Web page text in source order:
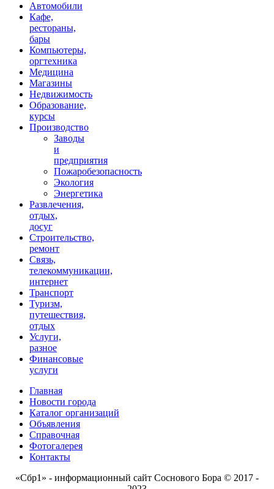
Автомобили
Кафе,
рестораны,
бары
Компьютеры,
оргтехника
Медицина
Магазины
Недвижимость
Образование,
курсы
Производство
Заводы
и
предприятия
Пожаробезопасность
Экология
Энергетика
Развлечения,
отдых,
досуг
Строительство,
ремонт
Связь,
телекоммуникации,
интернет
Транспорт
Туризм,
путешествия,
отдых
Услуги,
разное
Финансовые
услуги
Главная
Новости города
Каталог организаций
Объявления
Справочная
Фотогалерея
Контакты
«Сбр1» - информационный сайт Соснового Бора © 2017 -